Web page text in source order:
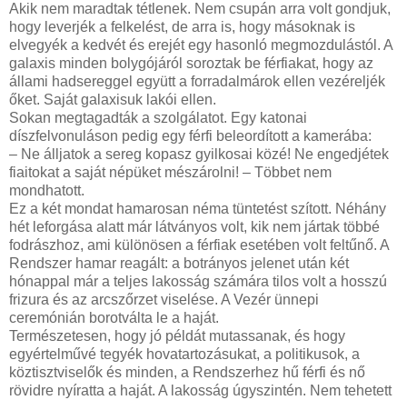
Akik nem maradtak tétlenek. Nem csupán arra volt gondjuk,
hogy leverjék a felkelést, de arra is, hogy másoknak is
elvegyék a kedvét és erejét egy hasonló megmozdulástól. A
galaxis minden bolygójáról soroztak be férfiakat, hogy az
állami hadsereggel együtt a forradalmárok ellen vezéreljék
őket. Saját galaxisuk lakói ellen.
Sokan megtagadták a szolgálatot. Egy katonai
díszfelvonuláson pedig egy férfi beleordított a kamerába:
– Ne álljatok a sereg kopasz gyilkosai közé! Ne engedjétek
fiaitokat a saját népüket mészárolni! – Többet nem
mondhatott.
Ez a két mondat hamarosan néma tüntetést szított. Néhány
hét leforgása alatt már látványos volt, kik nem jártak többé
fodrászhoz, ami különösen a férfiak esetében volt feltűnő. A
Rendszer hamar reagált: a botrányos jelenet után két
hónappal már a teljes lakosság számára tilos volt a hosszú
frizura és az arcszőrzet viselése. A Vezér ünnepi
ceremónián borotválta le a haját.
Természetesen, hogy jó példát mutassanak, és hogy
egyértelművé tegyék hovatartozásukat, a politikusok, a
köztisztviselők és minden, a Rendszerhez hű férfi és nő
rövidre nyíratta a haját. A lakosság úgyszintén. Nem tehetett